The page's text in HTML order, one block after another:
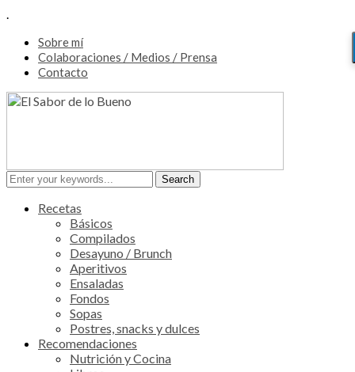
.
Sobre mí
Colaboraciones / Medios / Prensa
Contacto
Recetas
Básicos
Compilados
Desayuno / Brunch
Aperitivos
Ensaladas
Fondos
Sopas
Postres, snacks y dulces
Recomendaciones
Nutrición y Cocina